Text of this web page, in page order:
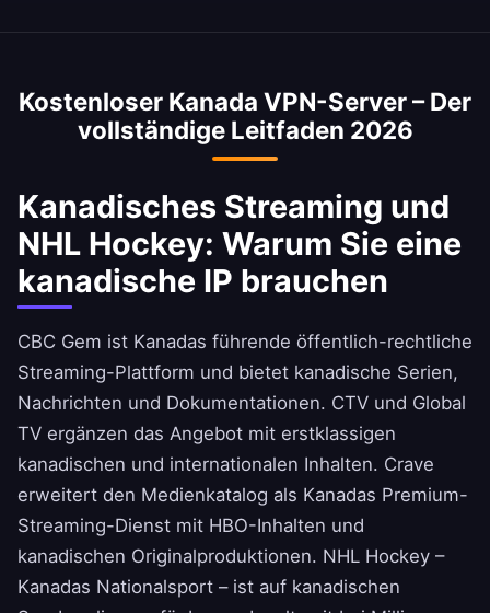
Tracking durch Bell, Rogers und Telus.
Glasfaserverbindungen – die
besten in Nordamerika.
Hockey und kanadische Exklusivinhalte
kanadischer VPN-Lösung nutzen. Datenschutz
auf öffentlichem WLAN in Toronto, Montreal,
Vancouver und an Flughäfen.
Kostenloser Kanada VPN-Server – Der
vollständige Leitfaden 2026
Kanadisches Streaming und
NHL Hockey: Warum Sie eine
kanadische IP brauchen
CBC Gem ist Kanadas führende öffentlich-rechtliche
Streaming-Plattform und bietet kanadische Serien,
Nachrichten und Dokumentationen. CTV und Global
TV ergänzen das Angebot mit erstklassigen
kanadischen und internationalen Inhalten. Crave
erweitert den Medienkatalog als Kanadas Premium-
Streaming-Dienst mit HBO-Inhalten und
kanadischen Originalproduktionen. NHL Hockey –
Kanadas Nationalsport – ist auf kanadischen